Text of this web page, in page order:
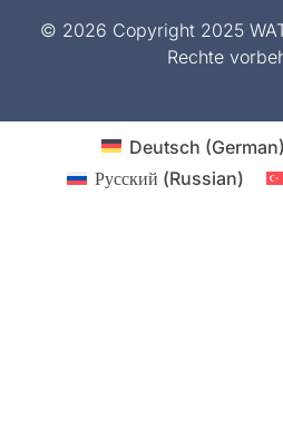
© 2026 Copyright 2025
Rechte
Deutsch (German)
Русский (Russian)